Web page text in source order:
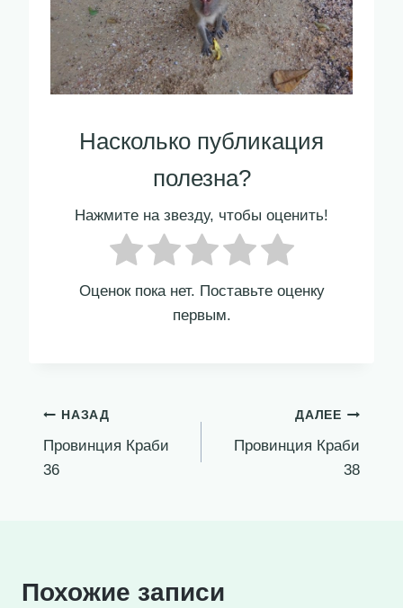
Насколько публикация
полезна?
Нажмите на звезду, чтобы оценить!
Оценок пока нет. Поставьте оценку
первым.
Навигация
по
НАЗАД
Провинция Краби
36
ДАЛЕЕ
Провинция Краби
38
Похожие записи